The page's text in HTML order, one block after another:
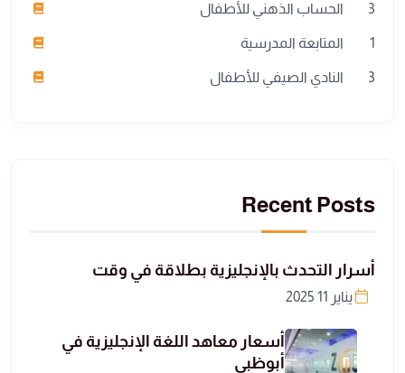
الحساب الذهني للأطفال 3
المتابعة المدرسية 1
النادي الصيفي للأطفال 3
Recent Posts
أسرار التحدث بالإنجليزية بطلاقة في وقت
يناير 11 2025
أسعار معاهد اللغة الإنجليزية في
أبوظبي